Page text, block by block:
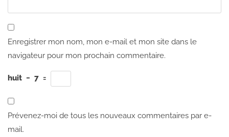
Enregistrer mon nom, mon e-mail et mon site dans le
navigateur pour mon prochain commentaire.
huit − 7 =
Prévenez-moi de tous les nouveaux commentaires par e-
mail.